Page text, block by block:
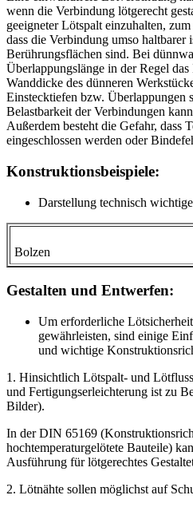
wenn die Verbindung lötgerecht
geeigneter Lötspalt einzuhalten,
dass die Verbindung umso haltbarer
Berührungsflächen sind. Bei
Überlappungslänge in der Regel
Wanddicke des dünneren
Einstecktiefen bzw. Überlappungen
Belastbarkeit der Verbindungen
Außerdem besteht die Gefahr, dass
eingeschlossen werden oder
Konstruktionsbeispiele:
Darstellung technisch
Bolzen
Gestalten und Entwerfen:
Um erforderliche
gewährleisten, sind einige
und wichtige
1. Hinsichtlich Lötspalt- und
und Fertigungserleichterung ist zu
Bilder).
In der DIN 65169
hochtemperaturgelötete Bauteile)
Ausführung für lötgerechtes
2. Lötnähte sollen möglichst auf